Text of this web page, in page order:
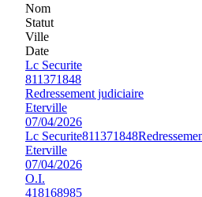
Nom
Statut
Ville
Date
Lc Securite
811371848
Redressement judiciaire
Eterville
07/04/2026
Lc Securite811371848
Eterville
07/04/2026
O.I.
418168985